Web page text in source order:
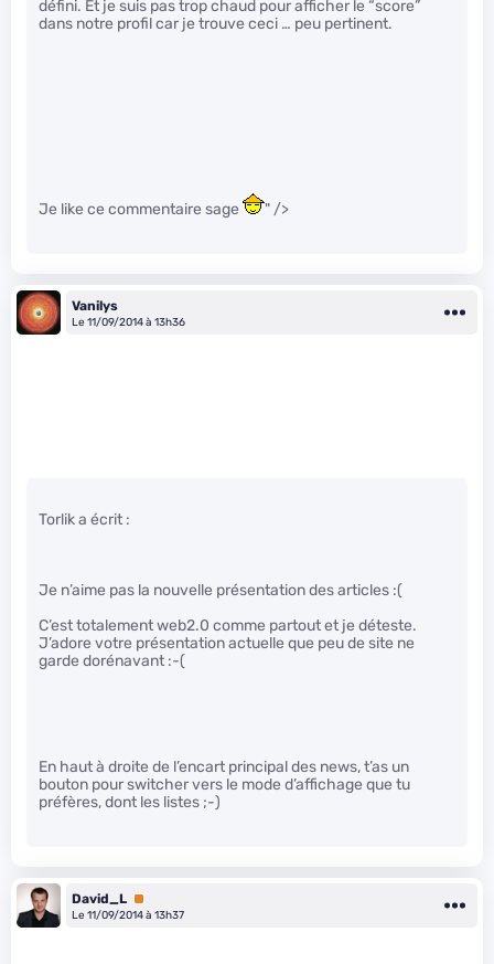
défini. Et je suis pas trop chaud pour afficher le “score”
dans notre profil car je trouve ceci … peu pertinent.
Je like ce commentaire sage " />
Vanilys
Le 11/09/2014 à 13h36
Torlik a écrit :
Je n’aime pas la nouvelle présentation des articles :(
C’est totalement web2.0 comme partout et je déteste.
J’adore votre présentation actuelle que peu de site ne
garde dorénavant :-(
En haut à droite de l’encart principal des news, t’as un
bouton pour switcher vers le mode d’affichage que tu
préfères, dont les listes ;-)
David_L Premium
Le 11/09/2014 à 13h37